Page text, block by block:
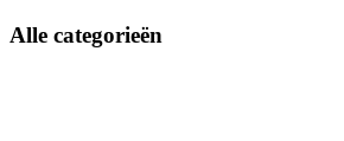
Alle categorieën